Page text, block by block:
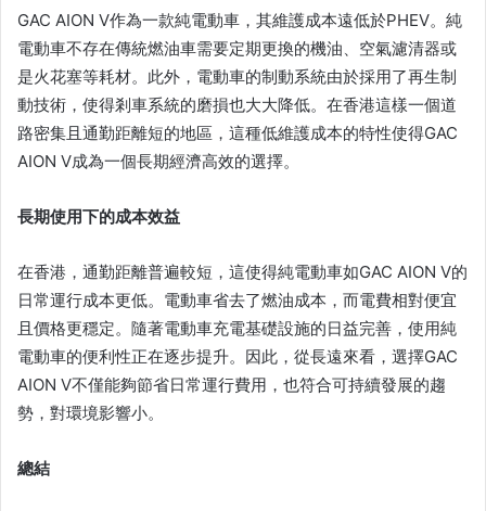
GAC AION V作為一款純電動車，其維護成本遠低於PHEV。純
電動車不存在傳統燃油車需要定期更換的機油、空氣濾清器或
是火花塞等耗材。此外，電動車的制動系統由於採用了再生制
動技術，使得剎車系統的磨損也大大降低。在香港這樣一個道
路密集且通勤距離短的地區，這種低維護成本的特性使得GAC
AION V成為一個長期經濟高效的選擇。
長期使用下的成本效益
在香港，通勤距離普遍較短，這使得純電動車如GAC AION V的
日常運行成本更低。電動車省去了燃油成本，而電費相對便宜
且價格更穩定。隨著電動車充電基礎設施的日益完善，使用純
電動車的便利性正在逐步提升。因此，從長遠來看，選擇GAC
AION V不僅能夠節省日常運行費用，也符合可持續發展的趨
勢，對環境影響小。
總結